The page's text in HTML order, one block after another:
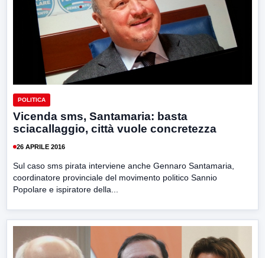
POLITICA
Vicenda sms, Santamaria: basta
sciacallaggio, città vuole concretezza
26 APRILE 2016
Sul caso sms pirata interviene anche Gennaro Santamaria,
coordinatore provinciale del movimento politico Sannio
Popolare e ispiratore della...